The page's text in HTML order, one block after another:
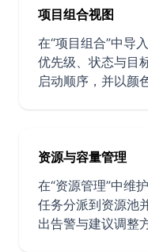
项目组合视图
在“项目组合”中导
优先级、状态与目
启动顺序，并以颜
资源与容量管理
在“资源管理”中维
任务分派到资源池
出告警与建议调整